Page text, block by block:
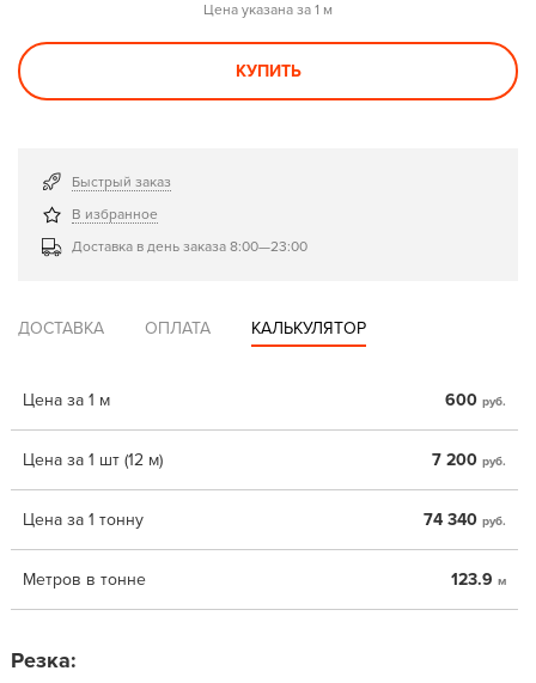
Цена указана за 1 м
КУПИТЬ
Быстрый заказ
В избранное
Доставка в день заказа 8:00—23:00
ДОСТАВКА ОПЛАТА КАЛЬКУЛЯТОР
Цена за 1 м 600 руб.
Цена за 1 шт (12 м) 7 200 руб.
Цена за 1 тонну 74 340 руб.
Метров в тонне 123.9 м
Резка: